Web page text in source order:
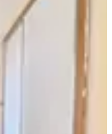
·04.08.2026